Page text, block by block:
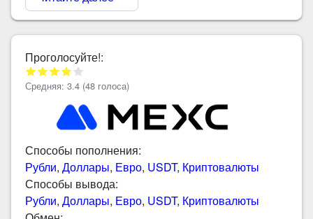
Проголосуйте!:
Средняя: 3.4 (48 голоса)
Способы пополнения:
Рубли, Доллары, Евро, USDT, Криптовалюты
Способы вывода:
Рубли, Доллары, Евро, USDT, Криптовалюты